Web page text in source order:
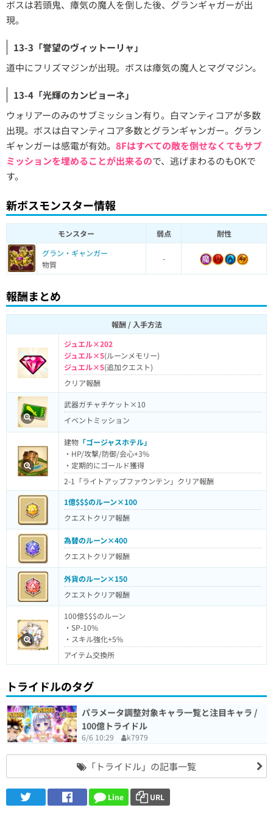
ボスは若頭鬼、瘴気の魔人を倒した後、グランギャガーが出
現。
13-3「誉望のヴィットーリャ」
道中にフリズマジンが出現。ボスは瘴気の魔人とマグマジン。
13-4「光輝のカンピョーネ」
ウォリアーのみのサブミッション有り。白マンティコアが多数
出現。ボスは白マンティコア多数とグランギャンガー。グラン
ギャンガーは感電が有効。 8Fはすべての敵を倒せなくてもサブ
ミッションを埋めることが出来るので、逃げまわるのもOKで
す。
新ボスモンスター情報
モンスター 弱点
耐性
グラン・ギャンガー
物質
-
報酬まとめ
報酬 / 入手方法
ジュエル×202
ジュエル×5(ルーンメモリー)
ジュエル×5(追加クエスト)
クリア報酬
武器ガチャチケット×10
イベントミッション
建物 「ゴージャスホテル」
・HP/攻撃/防御/会心+3%
・定期的にゴールド獲得
2-1「ライトアップファウンテン」クリア報酬
1億$$$のルーン×100
クエストクリア報酬
為替のルーン×400
クエストクリア報酬
外貨のルーン×150
クエストクリア報酬
100億$$$のルーン
・SP-10%
・スキル強化+5%
アイテム交換所
トライドルのタグ
パラメータ調整対象キャラ一覧と注目キャラ /
100億トライドル
6/6 10:29 k7979
「トライドル」の記事一覧
Line URL